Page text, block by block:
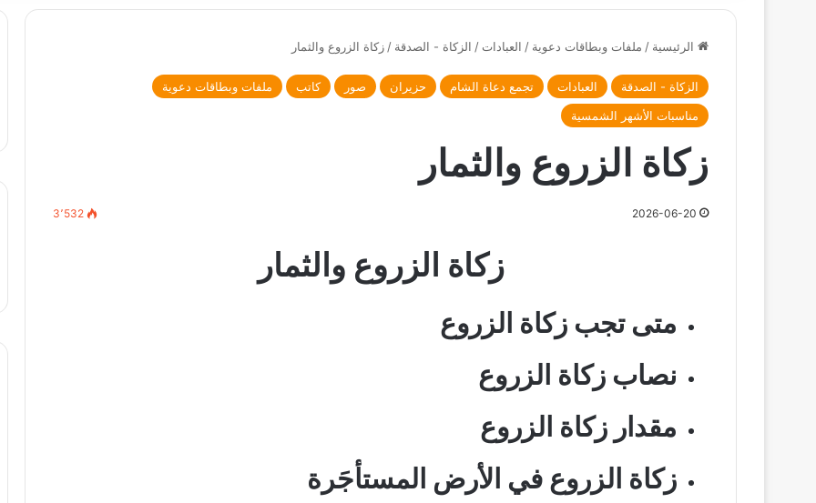
الرئيسية / ملفات وبطاقات دعوية / العبادات / الزكاة - الصدقة / زكاة الزروع والثمار
الزكاة - الصدقة العبادات تجمع دعاة الشام حزيران صور كاتب
ملفات وبطاقات دعوية
مناسبات الأشهر الشمسية
زكاة الزروع والثمار
2026-06-20 3٬532
زكاة الزروع والثمار
متى تجب زكاة الزروع
نصاب زكاة الزروع
مقدار زكاة الزروع
زكاة الزروع في الأرض المستأجَرة